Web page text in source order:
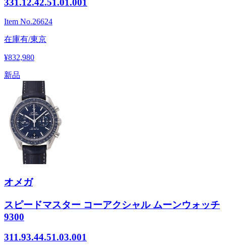
Item No.26624
在庫有/東京
¥832,980
新品
オメガ
スピードマスター コーアクシャル ムーンウォッチ
9300
311.93.44.51.03.001